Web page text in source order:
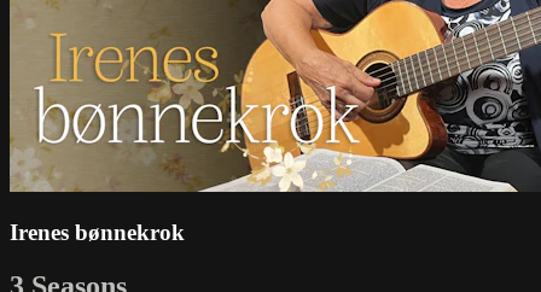
Irenes bønnekrok
3 Seasons